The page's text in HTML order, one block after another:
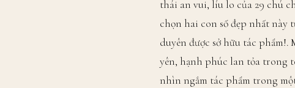
thái an vui, líu lo của 29 chú
chọn hai con số đẹp nhất này
duyên được sở hữu tác
yên, hạnh phúc lan tỏa trong
nhìn ngắm tác phẩm trong